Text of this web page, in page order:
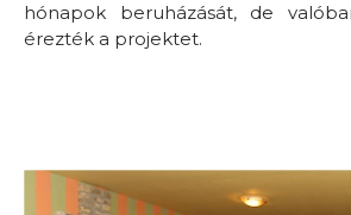
hónapok beruházását, de
érezték a projektet.